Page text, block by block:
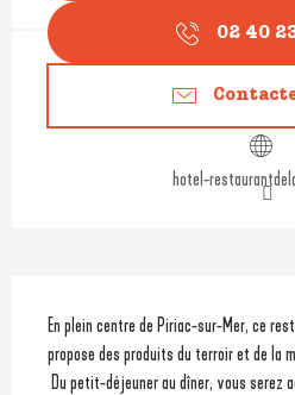
02 40
hotel-
Description
En plein centre de Piriac-sur-Mer, ce
propose des produits du terroir et de la